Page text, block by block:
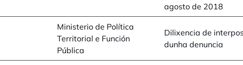
agosto de 2018
opens in a new tab
Ministerio de Política
Territorial e Función
Pública
Dilixencia de
dunha denuncia